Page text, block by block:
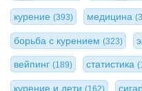
курение (393) медицина
борьба с курением (323)
вейпинг (189) статистика
курение и дети (162)